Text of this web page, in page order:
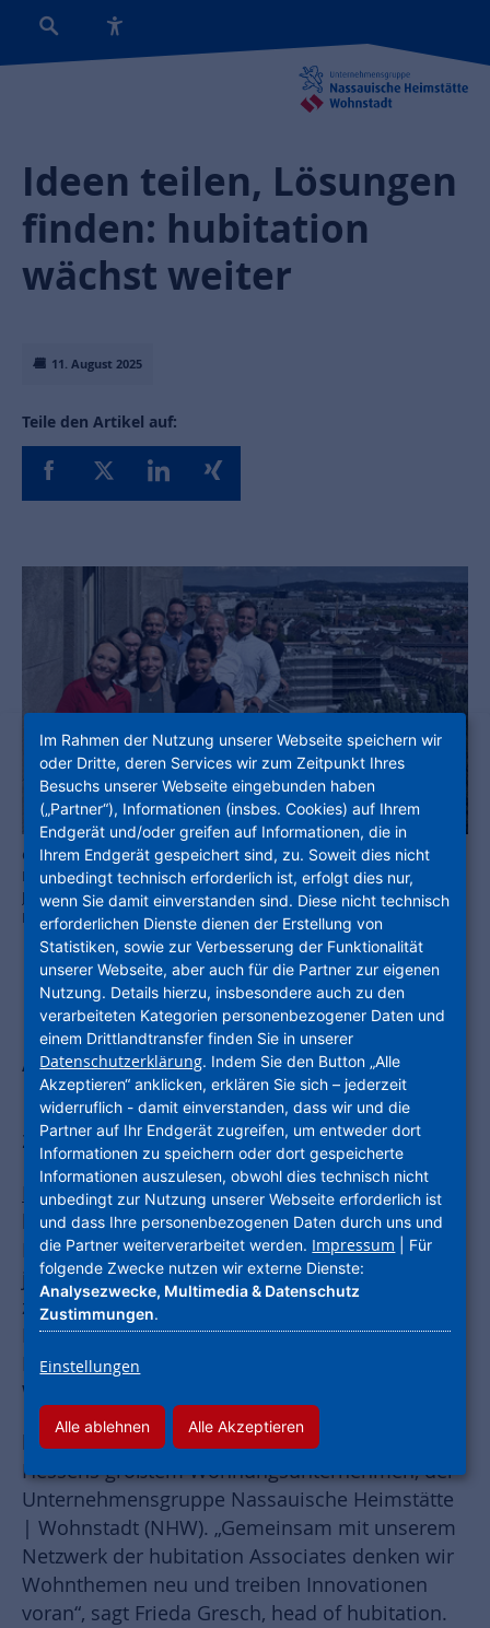
11. August 2025
Teile den Artikel auf:
Ideen teilen, Lösungen
finden: hubitation
wächst weiter
Gemeinsam die Herausforderungen von Digitalisierung,
Nachhaltigkeit und bezahlbarem Wohnraum meistern: Einmal im
Jahr kommen die hubitation Associates zu ihrem
Innovationsstammtisch zusammen. Foto: NHW
Innovationen im Fokus: Startup-
Accelerator der NHW begrüßt neues
Mitglied / Ziel: Wohnungswirtschaft
zukunftsfähig und nachhaltig gestalten
Frankfurt am Main– Beim Roundtable der
hubitation Associates kamen die
Mitgliedsunternehmen Ende Juli zu ihrem
jährlichen Innovations-Stammtisch vor Ort
zusammen. Zugleich begrüßten sie ein neues
Mitglied in ihren Reihen: die KHW Kommunale
Haus und Wohnen GmbH aus Rheda-
Wiedenbrück.
hubitation ist der Startup-Accelerator von
Hessens größtem Wohnungsunternehmen, der
Unternehmensgruppe Nassauische Heimstätte
| Wohnstadt (NHW). „Gemeinsam mit unserem
Netzwerk der hubitation Associates denken wir
Wohnthemen neu und treiben Innovationen
voran“, sagt Frieda Gresch, head of hubitation.
Im Rahmen der Nutzung unserer Webseite speichern wir
oder Dritte, deren Services wir zum Zeitpunkt Ihres
Besuchs unserer Webseite eingebunden haben
(„Partner“), Informationen (insbes. Cookies) auf Ihrem
Endgerät und/oder greifen auf Informationen, die in
Ihrem Endgerät gespeichert sind, zu. Soweit dies nicht
unbedingt technisch erforderlich ist, erfolgt dies nur,
wenn Sie damit einverstanden sind. Diese nicht technisch
erforderlichen Dienste dienen der Erstellung von
Statistiken, sowie zur Verbesserung der Funktionalität
unserer Webseite, aber auch für die Partner zur eigenen
Nutzung. Details hierzu, insbesondere auch zu den
verarbeiteten Kategorien personenbezogener Daten und
einem Drittlandtransfer finden Sie in unserer
Datenschutzerklärung. Indem Sie den Button „Alle
Akzeptieren“ anklicken, erklären Sie sich – jederzeit
widerruflich - damit einverstanden, dass wir und die
Partner auf Ihr Endgerät zugreifen, um entweder dort
Informationen zu speichern oder dort gespeicherte
Informationen auszulesen, obwohl dies technisch nicht
unbedingt zur Nutzung unserer Webseite erforderlich ist
und dass Ihre personenbezogenen Daten durch uns und
die Partner weiterverarbeitet werden. Impressum | Für
folgende Zwecke nutzen wir externe Dienste:
Analysezwecke, Multimedia & Datenschutz
Zustimmungen.
Einstellungen
Alle ablehnen Alle Akzeptieren